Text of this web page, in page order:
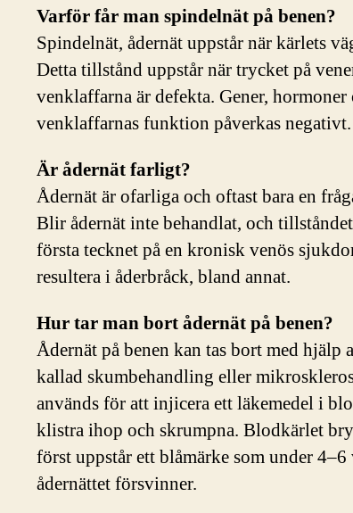
Varför får man spindelnät på benen?
Spindelnät, ådernät uppstår när kärlets
Detta tillstånd uppstår när trycket på
venklaffarna är defekta. Gener,
venklaffarnas funktion påverkas negativt.
Är ådernät farligt?
Ådernät är ofarliga och oftast bara en
Blir ådernät inte behandlat, och
första tecknet på en kronisk venös
resultera i åderbråck, bland annat.
Hur tar man bort ådernät på benen?
Ådernät på benen kan tas bort med hjälp
kallad skumbehandling eller
används för att injicera ett läkemedel i
klistra ihop och skrumpna. Blodkärlet
först uppstår ett blåmärke som under
ådernättet försvinner.